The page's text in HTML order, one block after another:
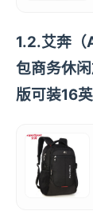
1.2.艾奔（
包商务休
版可装16